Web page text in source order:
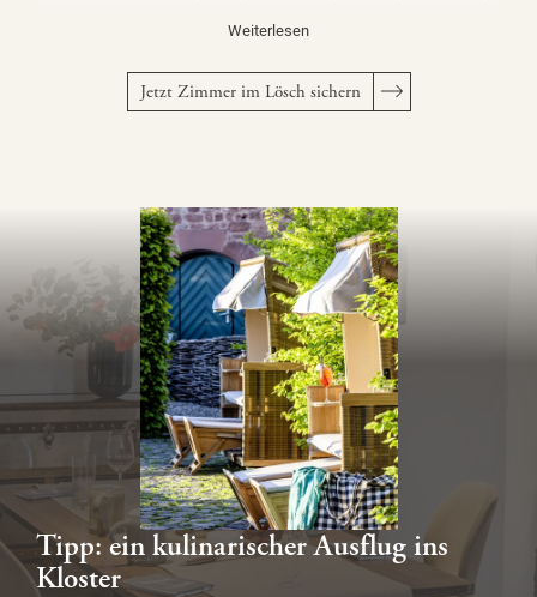
: Beim saisonalen 4-Gänge-Menü am Table
Dieses Arrangement bieten wirfür Familien- und
Ihnen offen.Ob exzellente Pfälzer Weine, internationale
Raritäten, ein feiner Whisky oder edle Spirituosen – bedienen
Sie sich. Tragen Sie das Entnommene bitte in unsere
aufliegende Liste ein. Wir sind schließlich unter Freunden
Weiterlesen
Jetzt Zimmer im Lösch sichern
Tipp: ein kulinarischer Ausflug ins
Kloster